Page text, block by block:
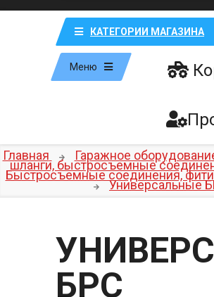
КАТЕГОРИИ МАГАЗИНА
Меню
Главная Гаражное
шланги, быстросъемные
Быстросъемные соединения,
Универсальные
БРС